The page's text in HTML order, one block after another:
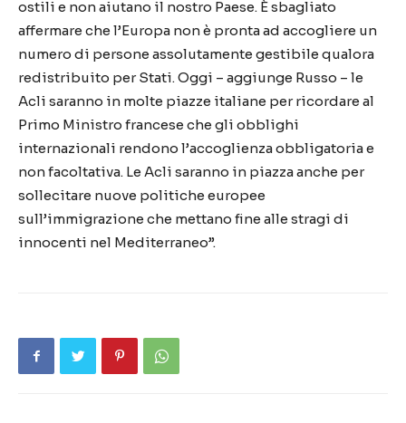
ostili e non aiutano il nostro Paese. È sbagliato
affermare che l’Europa non è pronta ad accogliere un
numero di persone assolutamente gestibile qualora
redistribuito per Stati. Oggi – aggiunge Russo – le
Acli saranno in molte piazze italiane per ricordare al
Primo Ministro francese che gli obblighi
internazionali rendono l’accoglienza obbligatoria e
non facoltativa. Le Acli saranno in piazza anche per
sollecitare nuove politiche europee
sull’immigrazione che mettano fine alle stragi di
innocenti nel Mediterraneo”.